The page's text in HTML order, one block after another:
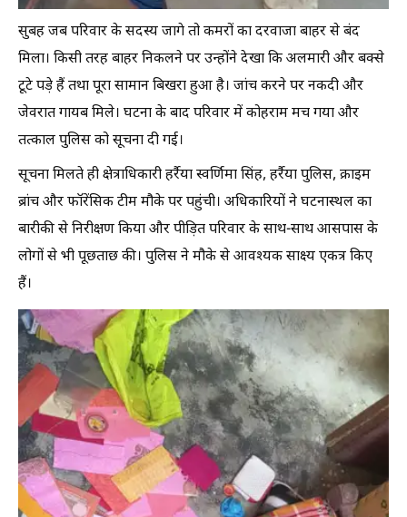
सुबह जब परिवार के सदस्य जागे तो कमरों का दरवाजा बाहर से बंद
मिला। किसी तरह बाहर निकलने पर उन्होंने देखा कि अलमारी और बक्से
टूटे पड़े हैं तथा पूरा सामान बिखरा हुआ है। जांच करने पर नकदी और
जेवरात गायब मिले। घटना के बाद परिवार में कोहराम मच गया और
तत्काल पुलिस को सूचना दी गई।
सूचना मिलते ही क्षेत्राधिकारी हर्रैया स्वर्णिमा सिंह, हर्रैया पुलिस, क्राइम
ब्रांच और फॉरेंसिक टीम मौके पर पहुंची। अधिकारियों ने घटनास्थल का
बारीकी से निरीक्षण किया और पीड़ित परिवार के साथ-साथ आसपास के
लोगों से भी पूछताछ की। पुलिस ने मौके से आवश्यक साक्ष्य एकत्र किए
हैं।